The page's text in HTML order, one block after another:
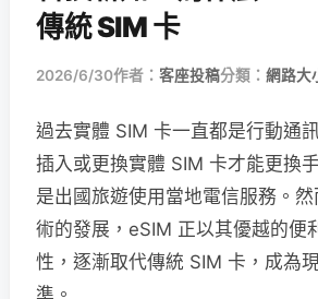
傳統 SIM 卡
2026/6/30作者： 客座投稿分類： 網路大
過去實體 SIM 卡一直都是行動通
插入或更換實體 SIM 卡才能更換
是出國旅遊使用當地電信服務。
術的發展，eSIM 正以其優越的便
性，逐漸取代傳統 SIM 卡，成為